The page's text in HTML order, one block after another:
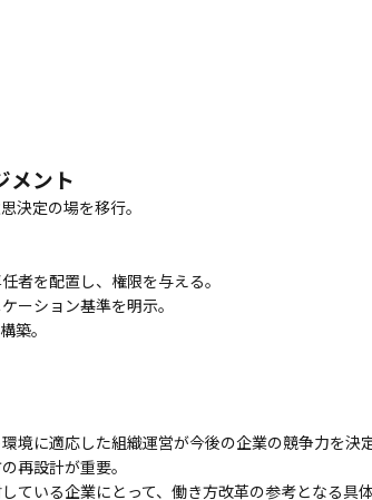
メント
決定の場を移行。
者を配置し、権限を与える。
ーション基準を明示。
築。
境に適応した組織運営が今後の企業の競争力を決
再設計が重要。
ている企業にとって、働き方改革の参考となる具